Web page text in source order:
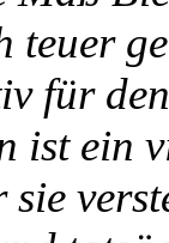
teuer
für
ist ein